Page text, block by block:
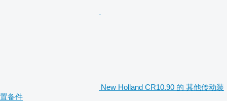
New Holland CR10.90 的 其他传动装
置备件